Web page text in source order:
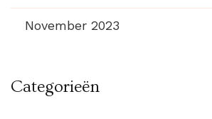
November 2023
Categorieën